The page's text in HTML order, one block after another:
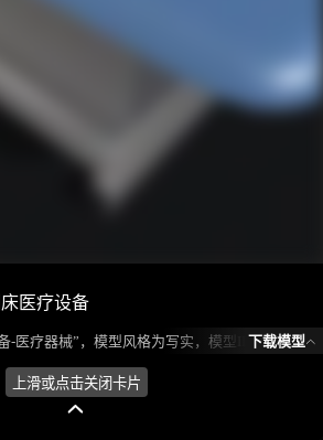
医疗设备
模型所属分类为“器械/设备-医疗器械”，模型风格为写实，模型ID为102116，本模型由设计师 不爱喝水的鱼 在2024-09-13 16:28:21上传，含.fbx，.gltf，.max(3dsMax)相关源文件下载格式，点数为34987，面数为34808，材质数为7，贴图数为6，CG美术之家持续为您更新与数字孪生、影视动画和游戏VR等相关优质资源。
下载模型
上滑或点击关闭卡片